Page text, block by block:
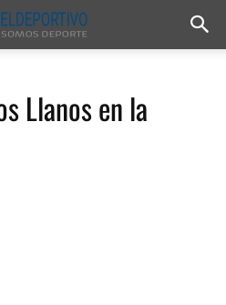
Llanos en la